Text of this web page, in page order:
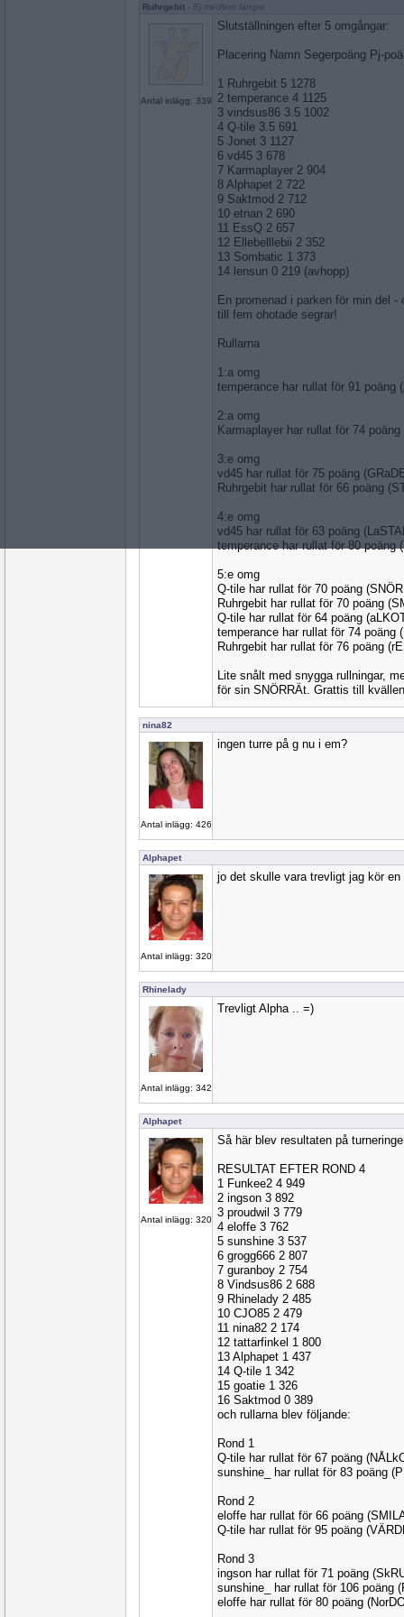
Ruhrgebit - Ej medlem längre
Antal inlägg: 339
Slutställningen efter 5 omgångar:
Placering Namn Segerpoäng Pj-
1 Ruhrgebit 5 1278
2 temperance 4 1125
3 vindsus86 3.5 1002
4 Q-tile 3.5 691
5 Jonet 3 1127
6 vd45 3 678
7 Karmaplayer 2 904
8 Alphapet 2 722
9 Saktmod 2 712
10 etnan 2 690
11 EssQ 2 657
12 Ellebelllebii 2 352
13 Sombatic 1 373
14 lensun 0 219 (avhopp)
En promenad i parken för min del
till fem ohotade segrar!
Rullarna
1:a omg
temperance har rullat för 91 poäng
2:a omg
Karmaplayer har rullat för 74
3:e omg
vd45 har rullat för 75 poäng
Ruhrgebit har rullat för 66 poäng
4:e omg
vd45 har rullat för 63 poäng
temperance har rullat för 80 poäng
5:e omg
Q-tile har rullat för 70 poäng
Ruhrgebit har rullat för 70 poäng
Q-tile har rullat för 64 poäng
temperance har rullat för 74 poäng
Ruhrgebit har rullat för 76 poäng
Lite snålt med snygga rullningar,
för sin SNÖRRÄt. Grattis till
nina82
Antal inlägg: 426
ingen turre på g nu i em?
Alphapet
Antal inlägg: 320
jo det skulle vara trevligt jag kör
Rhinelady
Antal inlägg: 342
Trevligt Alpha .. =)
Alphapet
Antal inlägg: 320
Så här blev resultaten på
RESULTAT EFTER ROND 4
1 Funkee2 4 949
2 ingson 3 892
3 proudwil 3 779
4 eloffe 3 762
5 sunshine 3 537
6 grogg666 2 807
7 guranboy 2 754
8 Vindsus86 2 688
9 Rhinelady 2 485
10 CJO85 2 479
11 nina82 2 174
12 tattarfinkel 1 800
13 Alphapet 1 437
14 Q-tile 1 342
15 goatie 1 326
16 Saktmod 0 389
och rullarna blev följande:
Rond 1
Q-tile har rullat för 67 poäng
sunshine_ har rullat för 83 poäng
Rond 2
eloffe har rullat för 66 poäng
Q-tile har rullat för 95 poäng
Rond 3
ingson har rullat för 71 poäng
sunshine_ har rullat för 106 poäng
eloffe har rullat för 80 poäng